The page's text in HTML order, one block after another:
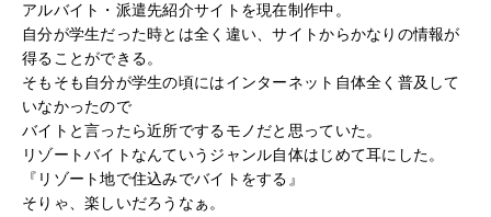
アルバイト・派遣先紹介サイトを現在制作中。
自分が学生だった時とは全く違い、サイトからかなりの情報が
得ることができる。
そもそも自分が学生の頃にはインターネット自体全く普及して
いなかったので
バイトと言ったら近所でするモノだと思っていた。
リゾートバイトなんていうジャンル自体はじめて耳にした。
『リゾート地で住込みでバイトをする』
そりゃ、楽しいだろうなぁ。